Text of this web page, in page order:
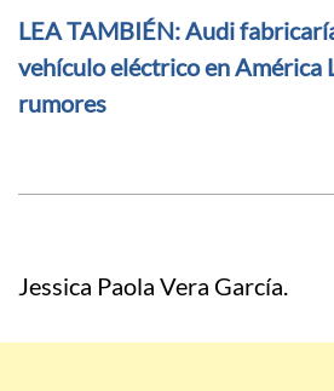
LEA TAMBIÉN: Audi
vehículo eléctrico en América
rumores
Jessica Paola Vera García.